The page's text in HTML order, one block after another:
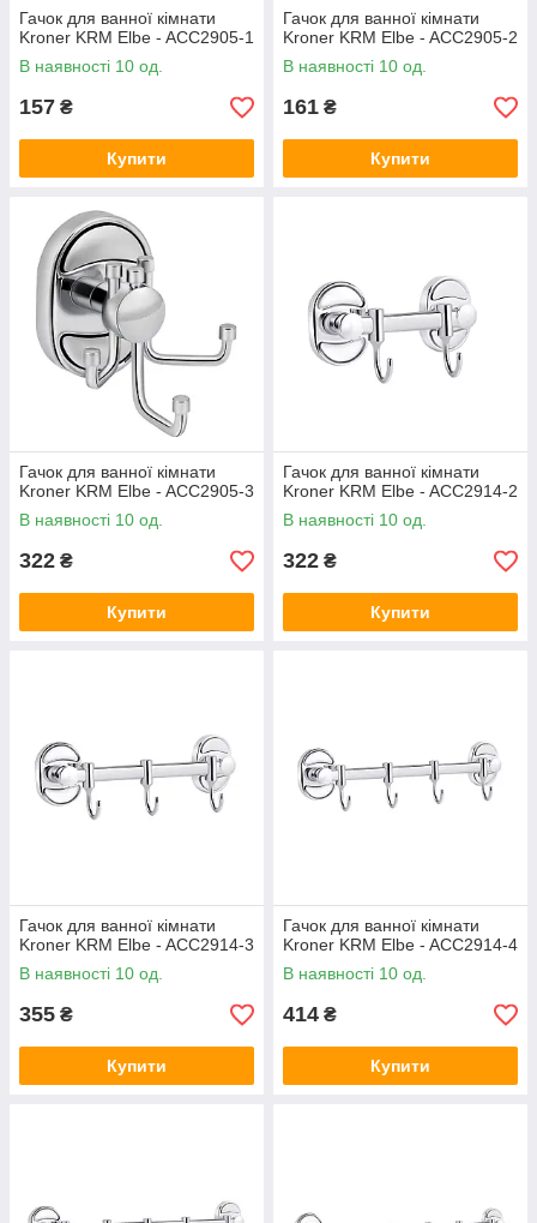
Гачок для ванної кімнати
Kroner KRM Elbe - ACC2905-1
В наявності 10 од.
157 ₴
Купити
Гачок для ванної кімнати
Kroner KRM Elbe - ACC2905-2
В наявності 10 од.
161 ₴
Купити
Гачок для ванної кімнати
Kroner KRM Elbe - ACC2905-3
В наявності 10 од.
322 ₴
Купити
Гачок для ванної кімнати
Kroner KRM Elbe - ACC2914-2
В наявності 10 од.
322 ₴
Купити
Гачок для ванної кімнати
Kroner KRM Elbe - ACC2914-3
В наявності 10 од.
355 ₴
Купити
Гачок для ванної кімнати
Kroner KRM Elbe - ACC2914-4
В наявності 10 од.
414 ₴
Купити